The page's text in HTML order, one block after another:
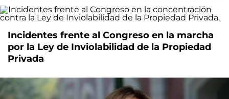
Incidentes frente al Congreso en la marcha
por la Ley de Inviolabilidad de la Propiedad
Privada